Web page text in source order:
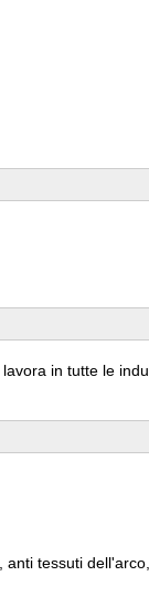
in tutte le
tessuti